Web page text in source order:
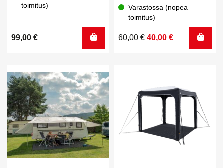
toimitus)
99,00 €
Varastossa (nopea
toimitus)
60,00€
Alkuperäinen
40,00 €
Nykyinen